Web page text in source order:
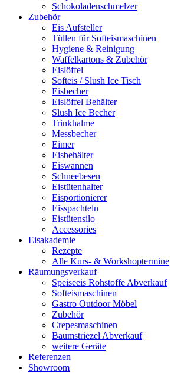
Schokoladenschmelzer
Zubehör
Eis Aufsteller
Tüllen für Softeismaschinen
Hygiene & Reinigung
Waffelkartons & Zubehör
Eislöffel
Softeis / Slush Ice Tisch
Eisbecher
Eislöffel Behälter
Slush Ice Becher
Trinkhalme
Messbecher
Eimer
Eisbehälter
Eiswannen
Schneebesen
Eistütenhalter
Eisportionierer
Eisspachteln
Eistütensilo
Accessories
Eisakademie
Rezepte
Alle Kurs- & Workshoptermine
Räumungsverkauf
Speiseeis Rohstoffe Abverkauf
Softeismaschinen
Gastro Outdoor Möbel
Zubehör
Crepesmaschinen
Baumstriezel Abverkauf
weitere Geräte
Referenzen
Showroom